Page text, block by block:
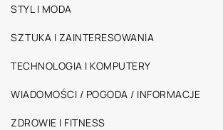
STYL I MODA
SZTUKA I ZAINTERESOWANIA
TECHNOLOGIA I KOMPUTERY
WIADOMOŚCI / POGODA / INFORMACJE
ZDROWIE I FITNESS